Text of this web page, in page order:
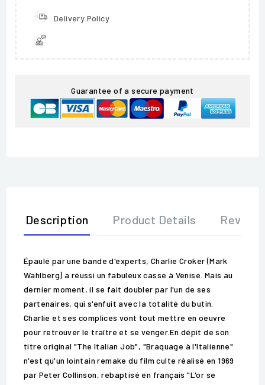
Delivery Policy
Guarantee of a secure payment
Description Product Details
Épaulé par une bande d'experts, Charlie Croker (Mark
Wahlberg) a réussi un fabuleux casse à Venise. Mais au
dernier moment, il se fait doubler par l'un de ses
partenaires, qui s'enfuit avec la totalité du butin.
Charlie et ses complices vont tout mettre en oeuvre
pour retrouver le traître et se venger.En dépit de son
titre original "The Italian Job", "Braquage à l'Italienne"
n'est qu'un lointain remake du film culte réalisé en 1969
par Peter Collinson, rebaptisé en français "L'or se